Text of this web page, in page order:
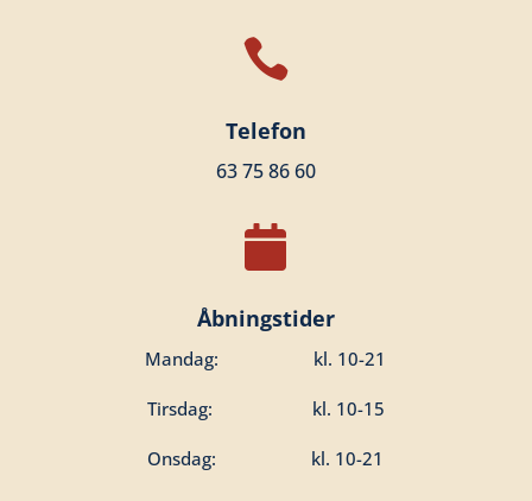

Telefon
63 75 86 60

Åbningstider
Mandag: kl. 10-21
Tirsdag: kl. 10-15
Onsdag: kl. 10-21